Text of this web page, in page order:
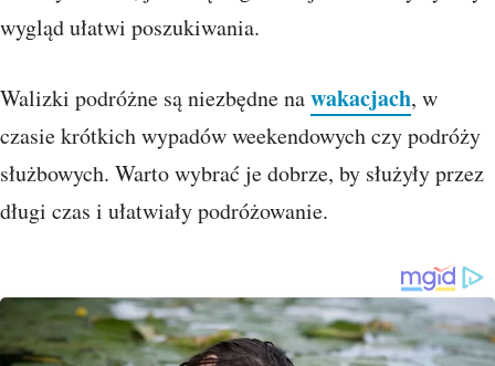
wygląd ułatwi poszukiwania.
Walizki podróżne są niezbędne nawakacjach, w
czasie krótkich wypadów weekendowych czy podróży
służbowych. Warto wybrać je dobrze, by służyły przez
długi czas i ułatwiały podróżowanie.